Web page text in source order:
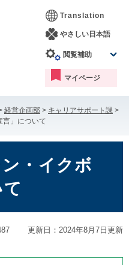
Translation
やさしい日本語
閲覧補助
マイページ
経営企画部 > キャリアサポート課 >
言」について
・イクボ
更新日：2024年8月7日更新